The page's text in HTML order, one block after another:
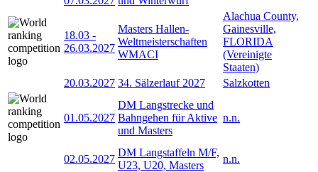
18.03 -
26.03.2027
Masters Hallen-
Weltmeisterschaften
WMACI
Alachua County,
Gainesville,
FLORIDA
(Vereinigte
Staaten)
20.03.2027 34. Sälzerlauf 2027 Salzkotten
01.05.2027
DM Langstrecke und
Bahngehen für Aktive
und Masters
n.n.
02.05.2027
DM Langstaffeln M/F,
U23, U20, Masters
n.n.